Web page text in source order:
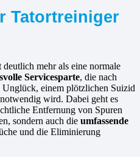
Tatortreiniger
mehr als eine normale
Servicesparte, die nach
einem plötzlichen Suizid
wird. Dabei geht es
Entfernung von Spuren
sondern auch die umfassende
und die Eliminierung